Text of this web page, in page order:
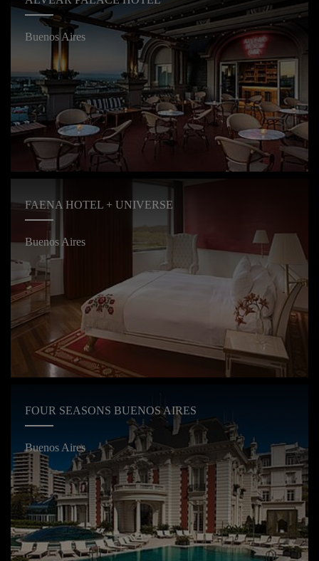
Buenos Aires
FAENA HOTEL + UNIVERSE
Buenos Aires
FOUR SEASONS BUENOS AIRES
Buenos Aires